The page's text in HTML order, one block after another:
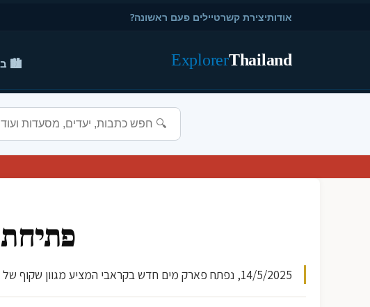
אודותיצירת קשרטיילים פעם ראשונה?
Thailand
Explorer
🏙️
14/5/2025, נפתח פארק מים חדש בקראבי המציע מגוון שקוף של מגלשות מסובכות, בריכות ספא, ואזורי יריות מים לילדים. הפארק מציע חוויה ייחודית ומרגע הפתיחה הוא היעד ה...